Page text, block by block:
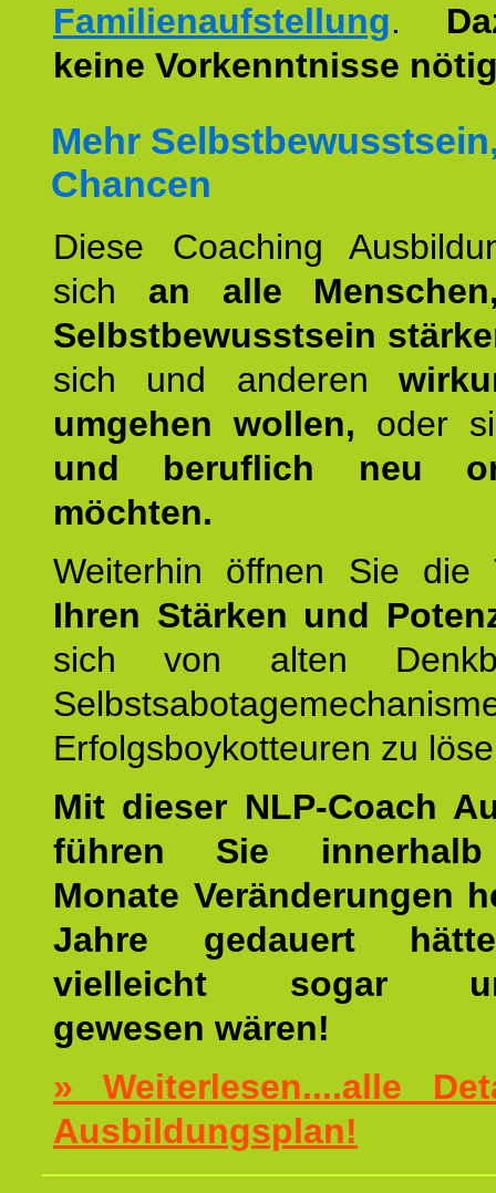
Familienaufstellung.
keine Vorkenntnisse
Mehr
Chancen
Diese Coaching
sich an alle
Selbstbewusstsein
sich und anderen
umgehen wollen, oder
und beruflich neu
möchten.
Weiterhin öffnen Sie
Ihren Stärken und
sich von alten
Erfolgsboykotteuren zu
Mit dieser NLP-Coach
führen Sie
Monate Veränderungen
Jahre gedauert
vielleicht sogar
gewesen wären!
» Weiterlesen....alle
Ausbildungsplan!